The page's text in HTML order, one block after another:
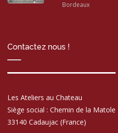
Bordeaux
Contactez nous !
Les Ateliers au Chateau
Siège social : Chemin de la Matole
33140 Cadaujac (France)